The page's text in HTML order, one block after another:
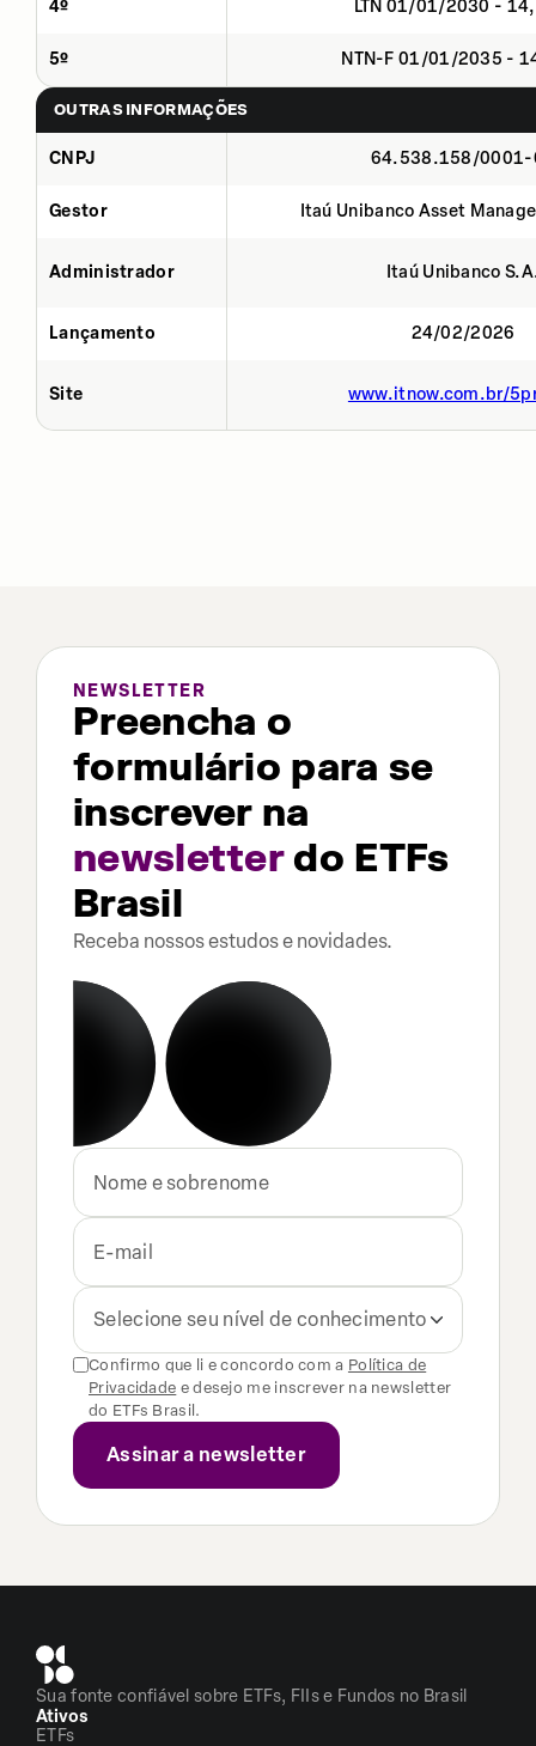
4º LTN 01/01/2030 -
5º NTN-F 01/01/2035 -
OUTRAS INFORMAÇÕES
CNPJ 64.538.158/0001-
Gestor Itaú Unibanco Asset
Administrador Itaú Unibanco
Lançamento 24/02/2026
Site www.itnow.com.br/
NEWSLETTER
Preencha o
formulário para se
inscrever na
newsletterdo ETFs
Brasil
Receba nossos estudos e novidades.
Selecione seu nível de conhecimento
Confirmo que li e concordo com a Política de
Privacidade e desejo me inscrever na newsletter
do ETFs Brasil.
Sua fonte confiável sobre ETFs, FIIs e Fundos no Brasil
Ativos
ETFs